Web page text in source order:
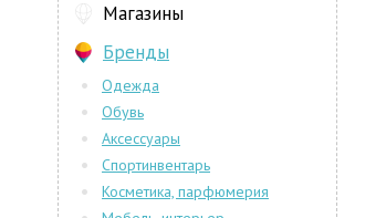
Магазины
Бренды
Одежда
Обувь
Аксессуары
Спортинвентарь
Косметика, парфюмерия